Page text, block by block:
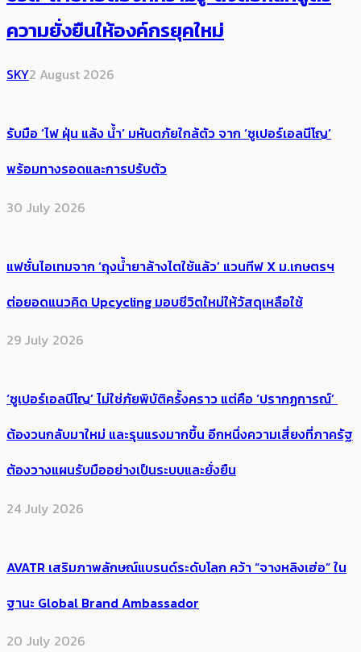
ความยั่งยืนให้องค์กรยุคใหม่
SKY2 August 2026
รับมือ ‘ไฟ ฝุ่น แล้ง น้ำ’ มหันตภัยใกล้ตัว จาก ‘ซูเปอร์เอลนีโญ’
พร้อมทางรอดและการปรับตัว
30 July 2026
แฟชั่นไอเทมจาก ‘ถุงน้ำยาล้างไตใช้แล้ว’ แวนทีฟ X ม.เกษตรฯ
ต่อยอดแนวคิด Upcycling มอบชีวิตใหม่ให้วัสดุเหลือใช้
29 July 2026
‘ซูเปอร์เอลนีโญ’ ไม่ใช่ภัยพิบัติครั้งคราว แต่คือ ‘ปรากฏการณ์’ ​
ต้อง​วนกลับมาใหม่ และรุนแรงมากขึ้น อีกหนึ่งความเสี่ยงที่ภาครัฐ
ต้องวางแผนรับมืออย่างเป็นระบบและยั่งยืน
24 July 2026
AVATR เสริมภาพลักษณ์แบรนด์ระดับโลก คว้า “จางหลิงเฮ่อ” ใน
ฐานะ Global Brand Ambassador
20 July 2026